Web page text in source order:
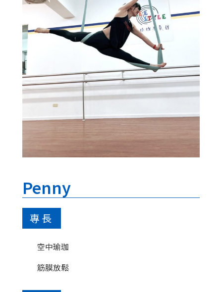
Penny
專長
空中瑜珈
筋膜放鬆